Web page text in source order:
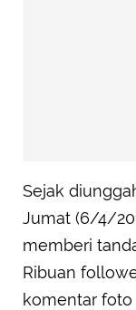
Sejak
Jumat (6/4/
memberi
Ribuan
komentar